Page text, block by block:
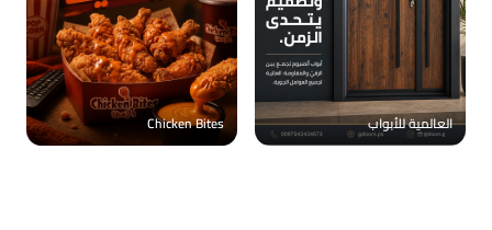
العالمية للأبواب Chicken Bites